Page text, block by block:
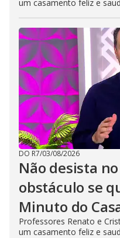
um casamento feliz e
DO R7/03/08/2026
Não desista
obstáculo se
Minuto do
Professores Renato e
um casamento feliz e